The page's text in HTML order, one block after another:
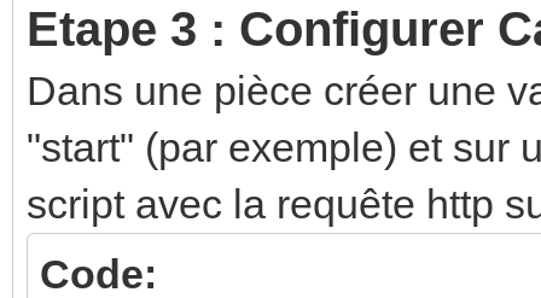
Etape 3 : Configurer
Dans une pièce créer une
"start" (par exemple) et sur
script avec la requête http
Code: